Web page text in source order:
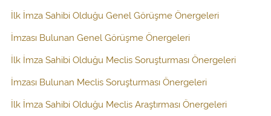
İlk İmza Sahibi Olduğu Genel Görüşme Önergeleri
İmzası Bulunan Genel Görüşme Önergeleri
İlk İmza Sahibi Olduğu Meclis Soruşturması Önergeleri
İmzası Bulunan Meclis Soruşturması Önergeleri
İlk İmza Sahibi Olduğu Meclis Araştırması Önergeleri